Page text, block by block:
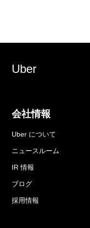
Uber
会社情報
Uber について
ニュースルーム
IR 情報
ブログ
採用情報